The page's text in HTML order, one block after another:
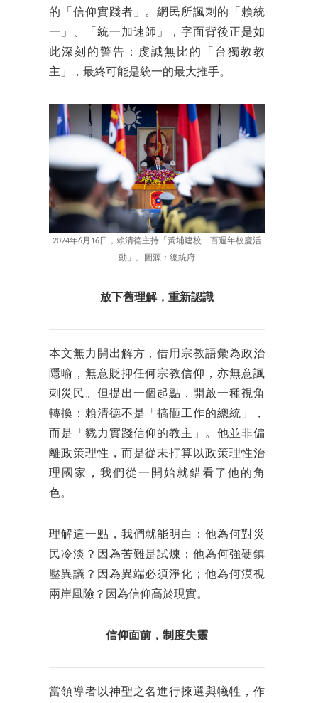
的「信仰實踐者」。網民所諷刺的「賴統
一」、「統一加速師」，字面背後正是如
此深刻的警告：虔誠無比的「台獨教教
主」，最終可能是統一的最大推手。
2024年6月16日，賴清德主持「黃埔建校一百週年校慶活
動」。圖源：總統府
放下舊理解，重新認識
本文無力開出解方，借用宗教語彙為政治
隱喻，無意貶抑任何宗教信仰，亦無意諷
刺災民。但提出一個起點，開啟一種視角
轉換：賴清德不是「搞砸工作的總統」，
而是「戮力實踐信仰的教主」。他並非偏
離政策理性，而是從未打算以政策理性治
理國家，我們從一開始就錯看了他的角
色。
理解這一點，我們就能明白：他為何對災
民冷淡？因為苦難是試煉；他為何強硬鎮
壓異議？因為異端必須淨化；他為何漠視
兩岸風險？因為信仰高於現實。
信仰面前，制度失靈
當領導者以神聖之名進行揀選與犧牲，作